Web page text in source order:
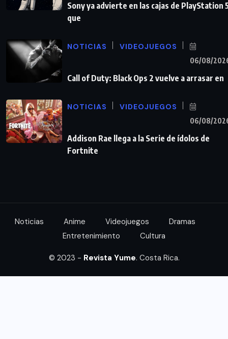
Sony ya advierte en las cajas de PlayStation
que
NOTICIAS VIDEOJUEGOS
06/08/
Call of Duty: Black Ops 2 vuelve a arrasar en
NOTICIAS VIDEOJUEGOS
06/08/
Addison Rae llega a la Serie de ídolos de
Fortnite
Noticias Anime Videojuegos
Dramas
Entretenimiento
Cultura
© 2023 - Revista Yume. Costa Rica.